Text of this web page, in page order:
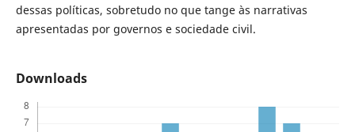
dessas políticas, sobretudo no que tange às narrativas
apresentadas por governos e sociedade civil.
Downloads